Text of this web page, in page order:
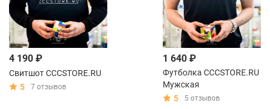
4 190 ₽
Свитшот CCCSTORE.RU
5
7 отзывов
1 640 ₽
Футболка CCCSTORE.RU
Мужская
5
5 отзывов